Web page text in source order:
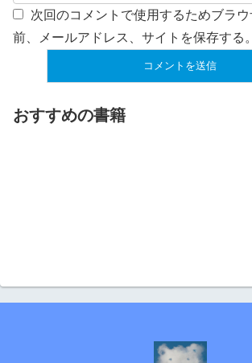
次回のコメントで使用するためブラ
前、メールアドレス、サイトを保存する。
おすすめの書籍